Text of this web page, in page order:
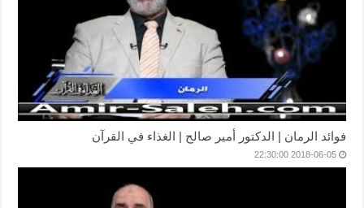
فوائد الرمان | الدكتور أمير صالح | الغذاء في القرآن
2018-06-05 22:30:00